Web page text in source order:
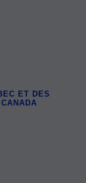
ET DES